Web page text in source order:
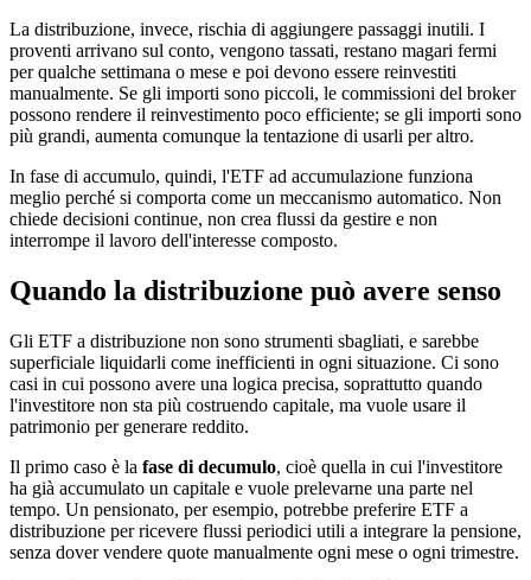
La distribuzione, invece, rischia di aggiungere passaggi inutili. I
proventi arrivano sul conto, vengono tassati, restano magari fermi
per qualche settimana o mese e poi devono essere reinvestiti
manualmente. Se gli importi sono piccoli, le commissioni del broker
possono rendere il reinvestimento poco efficiente; se gli importi sono
più grandi, aumenta comunque la tentazione di usarli per altro.
In fase di accumulo, quindi, l'ETF ad accumulazione funziona
meglio perché si comporta come un meccanismo automatico. Non
chiede decisioni continue, non crea flussi da gestire e non
interrompe il lavoro dell'interesse composto.
Quando la distribuzione può avere senso
Gli ETF a distribuzione non sono strumenti sbagliati, e sarebbe
superficiale liquidarli come inefficienti in ogni situazione. Ci sono
casi in cui possono avere una logica precisa, soprattutto quando
l'investitore non sta più costruendo capitale, ma vuole usare il
patrimonio per generare reddito.
Il primo caso è la fase di decumulo, cioè quella in cui l'investitore
ha già accumulato un capitale e vuole prelevarne una parte nel
tempo. Un pensionato, per esempio, potrebbe preferire ETF a
distribuzione per ricevere flussi periodici utili a integrare la pensione,
senza dover vendere quote manualmente ogni mese o ogni trimestre.